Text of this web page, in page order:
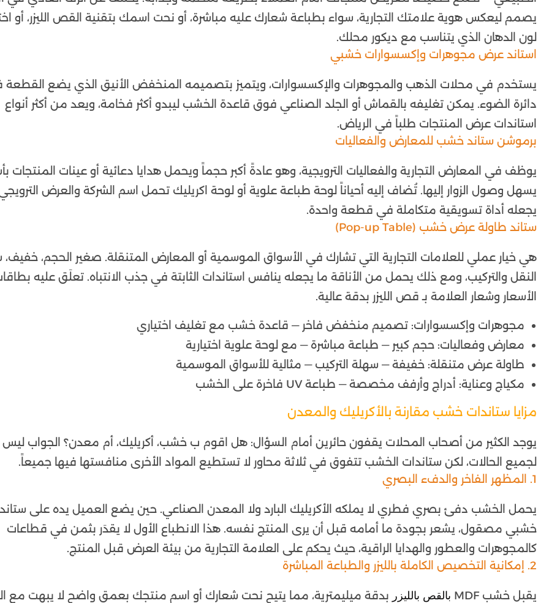
يصمم ليعكس هوية علامتك التجارية، سواء بطباعة شعارك عليه مباشرة، أو نحت اسمك بتقنية القص الليزر، أو
لون الدهان الذي يتناسب مع ديكور محلك.
استاند عرض مجوهرات وإكسسوارات خشبي
يستخدم في محلات الذهب والمجوهرات والإكسسوارات، ويتميز بتصميمه المنخفض الأنيق الذي يضع
دائرة الضوء. يمكن تغليفه بالقماش أو الجلد الصناعي فوق قاعدة الخشب ليبدو أكثر فخامة، ويعد من أكثر أنواع
استاندات عرض المنتجات طلباً في الرياض.
برموشن ستاند خشب للمعارض والفعاليات
يوظف في المعارض التجارية والفعاليات الترويجية، وهو عادةً أكبر حجماً ويحمل هدايا دعائية أو عينات المنتجات
يسهل وصول الزوار إليها. تُضاف إليه أحياناً لوحة طباعة علوية أو لوحة اكريليك تحمل اسم الشركة والعرض
يجعله أداة تسويقية متكاملة في قطعة واحدة.
ستاند طاولة عرض خشب (Pop-up Table)
هي خيار عملي للعلامات التجارية التي تشارك في الأسواق الموسمية أو المعارض المتنقلة. صغير الحجم،
النقل والتركيب، ومع ذلك يحمل من الأناقة ما يجعله ينافس استاندات الثابتة في جذب الانتباه. تعلَق عليه
الأسعار وشعار العلامة بـ قص الليزر بدقة عالية.
مجوهرات وإكسسوارات: تصميم منخفض فاخر — قاعدة خشب مع تغليف اختياري
معارض وفعاليات: حجم كبير — طباعة مباشرة — مع لوحة علوية اختيارية
طاولة عرض متنقلة: خفيفة — سهلة التركيب — مثالية للأسواق الموسمية
مكياج وعناية: أدراج وأرفف مخصصة — طباعة UV فاخرة على الخشب
مزايا ستاندات خشب مقارنة بالأكريليك والمعدن
يوجد الكثير من أصحاب المحلات يقفون حائرين أمام السؤال: هل اقوم ب خشب، أكريليك، أم معدن؟ الجواب ليس
لجميع الحالات، لكن ستاندات الخشب تتفوق في ثلاثة محاور لا تستطيع المواد الأخرى منافستها فيها جميعاً.
1. المظهر الفاخر والدفء البصري
يحمل الخشب دفئ بصري فطري لا يملكه الأكريليك البارد ولا المعدن الصناعي. حين يضع العميل يده على ستاند
خشبي مصقول، يشعر بجودة ما أمامه قبل أن يرى المنتج نفسه. هذا الانطباع الأول لا يقدَر بثمن في قطاعات
كالمجوهرات والعطور والهدايا الراقية، حيث يحكم على العلامة التجارية من بيئة العرض قبل المنتج.
2. إمكانية التخصيص الكاملة بالليزر والطباعة المباشرة
يقبل خشب MDF بالقص بالليزر بدقة ميليمترية، مما يتيح نحت شعارك أو اسم منتجك بعمق واضح لا يبهت مع